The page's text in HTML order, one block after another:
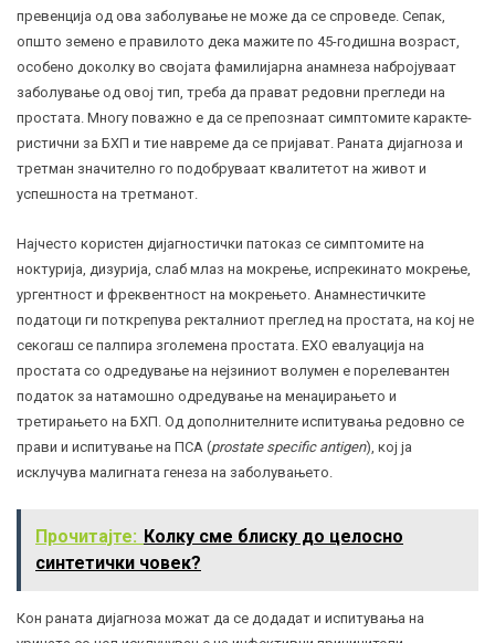
превенција од ова заболување не може да се спроведе. Сепак,
општо земено е правилото дека ма­жите по 45-годишна возраст,
особено доколку во својата фамилијарна анамнеза набројуваат
заболување од овој тип, треба да прават редовни прегледи на
простата. Многу поважно е да се препознаат симптомите каракте­
ристични за БХП и тие навреме да се пријават. Раната дијагноза и
третман значително го подобруваат ква­ли­тетот на живот и
успешноста на третманот.
Најчесто користен дијагностички патоказ се симпто­мите на
ноктурија, дизурија, слаб млаз на мокрење, испрекинато мокрење,
ургентност и фреквентност на мокрењето. Анамнестичките
податоци ги поткрепува ректалниот преглед на простата, на кој не
секогаш се палпира зголемена простата. ЕХО евалуација на
простата со одредување на нејзиниот волумен е порелевантен
податок за натамошно одредување на менаџирањето и
третирањето на БХП. Од дополнителните испитувања редовно се
прави и испитување на ПСА (prostate specific antigen), кој ја
исклучува малигната генеза на заболувањето.
Прочитајте: Колку сме блиску до целосно
синтетички човек?
Кон раната дијагноза можат да се додадат и испи­тувања на